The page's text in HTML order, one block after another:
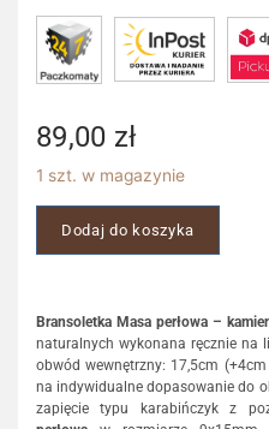
89,00 zł
1 szt. w magazynie
Dodaj do koszyka
Bransoletka Masa perłowa –
naturalnych wykonana ręcznie na
obwód wewnętrzny: 17,5cm
na indywidualne dopasowanie do
zapięcie typu karabińczyk z